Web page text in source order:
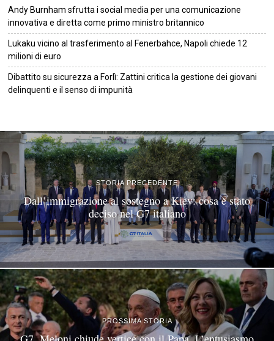
Andy Burnham sfrutta i social media per una comunicazione
innovativa e diretta come primo ministro britannico
Lukaku vicino al trasferimento al Fenerbahce, Napoli chiede 12
milioni di euro
Dibattito su sicurezza a Forlì: Zattini critica la gestione dei giovani
delinquenti e il senso di impunità
STORIA PRECEDENTE
Dall’immigrazione al sostegno a Kiev: cosa è stato
deciso nel G7 italiano
PROSSIMA STORIA